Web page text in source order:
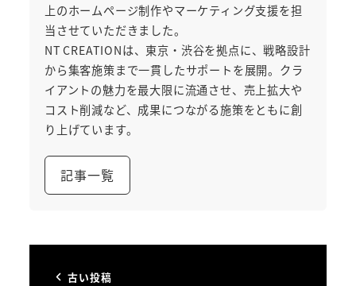
上のホームページ制作やマーケティング支援を担
当させていただきました。
NT CREATIONは、東京・渋谷を拠点に、戦略設計
から集客施策まで一貫したサポートを展開。クラ
イアントの魅力を最大限に流通させ、売上拡大や
コスト削減など、成果につながる施策をともに創
り上げています。
記事一覧
古い投稿